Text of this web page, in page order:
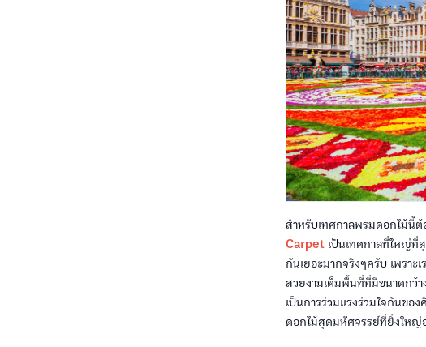
สำหรับเทศกาลพรมดอกไม้นี้
Carpet เป็นเทศกาลที่ใหญ่ที่
กันเยอะมากจริงๆครับ เพรา
สวยงามเต็มพื้นที่ที่มีขนาดกว้
เป็นการร่วมแรงร่วมใจกันข
ดอกไม้สุดมหัศจรรย์ที่ยิ่งใหญ่